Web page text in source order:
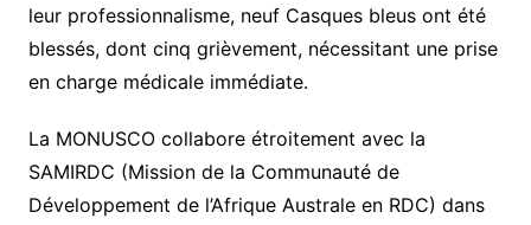
leur professionnalisme, neuf Casques bleus ont été
blessés, dont cinq grièvement, nécessitant une prise
en charge médicale immédiate.
La MONUSCO collabore étroitement avec la
SAMIRDC (Mission de la Communauté de
Développement de l’Afrique Australe en RDC) dans